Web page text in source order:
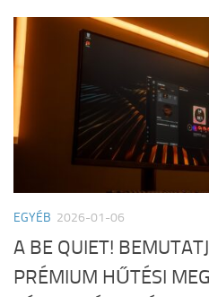
EGYÉB 2026-01-06
A BE QUIET!
PRÉMIUM HŰTÉSI